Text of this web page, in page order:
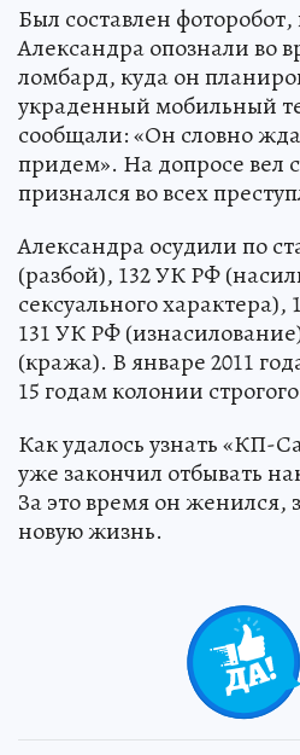
Был составлен
Александра опознали во
ломбард, куда он
украденный мобильный
сообщали: «Он словно
придем». На допросе вел
признался во всех
Александра осудили по
(разбой), 132 УК РФ
сексуального
131 УК РФ
(кража). В январе 2011
15 годам колонии
Как удалось узнать «КП-
уже закончил отбывать
За это время он женился,
новую жизнь.